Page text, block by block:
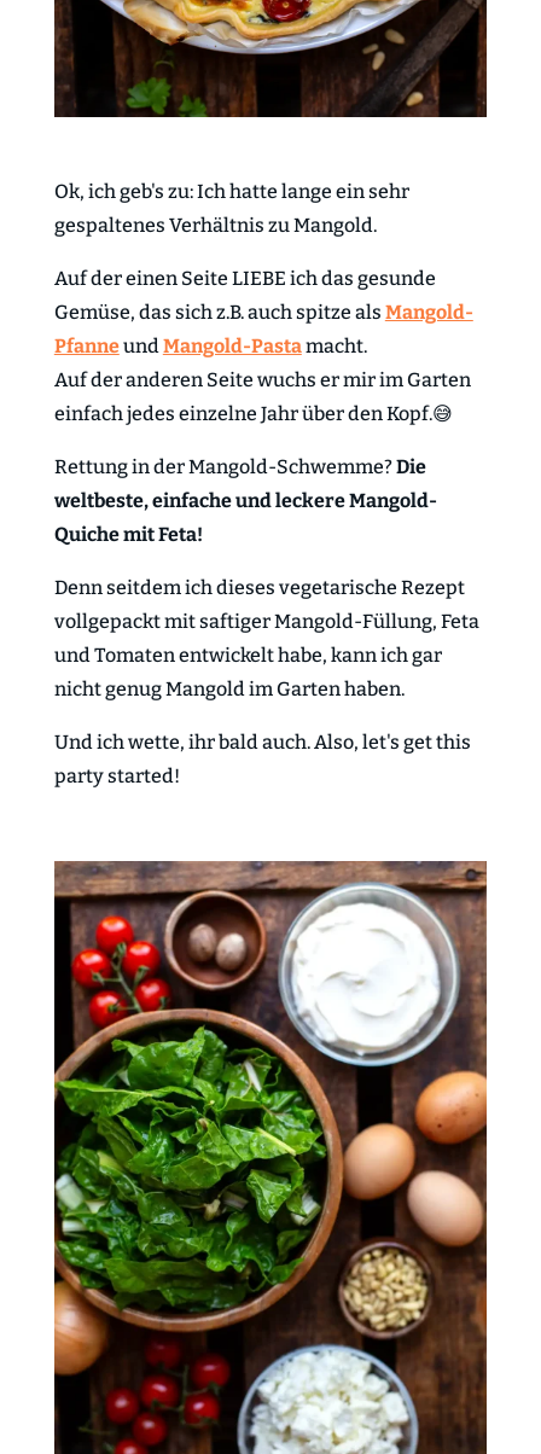
Ok, ich geb's zu: Ich hatte lange ein sehr
gespaltenes Verhältnis zu Mangold.
Auf der einen Seite LIEBE ich das gesunde
Gemüse, das sich z.B. auch spitze als Mangold-
Pfanneund Mangold-Pastamacht.
Auf der anderen Seite wuchs er mir im Garten
einfach jedes einzelne Jahr über den Kopf.😅
Rettung in der Mangold-Schwemme?Die
weltbeste, einfache und leckere Mangold-
Quiche mit Feta!
Denn seitdem ich dieses vegetarische Rezept
vollgepackt mit saftiger Mangold-Füllung, Feta
und Tomaten entwickelt habe, kann ich gar
nicht genug Mangold im Garten haben.
Und ich wette, ihr bald auch. Also, let's get this
party started!